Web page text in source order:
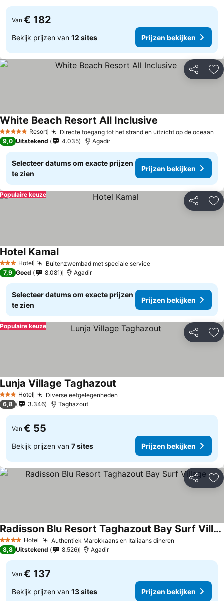
Van € 182
Bekijk prijzen van 12 sites Prijzen bekijken
Delen
5 Sterren Resort Directe toegang tot het strand en uitzicht op de oceaan
White Beach Resort All Inclusive
9,0 Uitstekend 4.035 Agadir
Selecteer datums om exacte prijzen
te zien
Prijzen bekijken
Delen
Populaire keuze
3 SterrenHotel Buitenzwembad met speciale service
Hotel Kamal
7,9 Goed 8.081 Agadir
Selecteer datums om exacte prijzen
te zien
Prijzen bekijken
Delen
Populaire keuze
3 SterrenHotel Diverse eetgelegenheden
Lunja Village Taghazout
6,8 3.346 Taghazout
Van € 55
Bekijk prijzen van 7 sites Prijzen bekijken
Delen
4 SterrenHotel Authentiek Marokkaans en Italiaans dineren
Radisson Blu Resort Taghazout Bay Surf Village
8,8 Uitstekend 8.526 Agadir
Van € 137
Bekijk prijzen van 13 sites Prijzen bekijken